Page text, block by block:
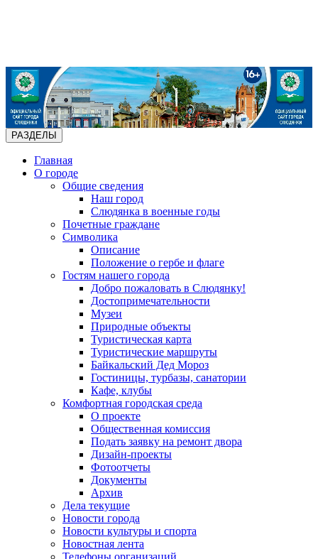
РАЗДЕЛЫ
Главная
О городе
Общие сведения
Наш город
Слюдянка в военные годы
Почетные граждане
Символика
Описание
Положение о гербе и флаге
Гостям нашего города
Добро пожаловать в Слюдянку!
Достопримечательности
Музеи
Природные объекты
Туристическая карта
Туристические маршруты
Байкальский Дед Мороз
Гостиницы, турбазы, санатории
Кафе, клубы
Комфортная городская среда
О проекте
Общественная комиссия
Подать заявку на ремонт двора
Дизайн-проекты
Фотоотчеты
Документы
Архив
Дела текущие
Новости города
Новости культуры и спорта
Новостная лента